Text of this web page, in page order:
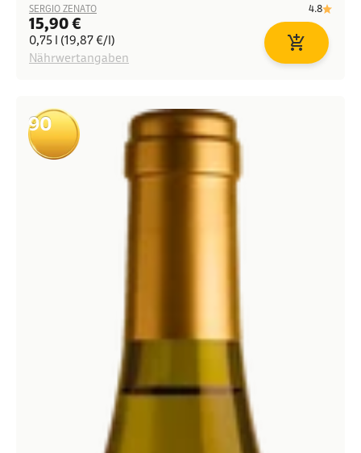
SERGIO ZENATO 4.8
Angebot
15,90 €
0,75 l (19,87 €/l)
Nährwertangaben
In den
90